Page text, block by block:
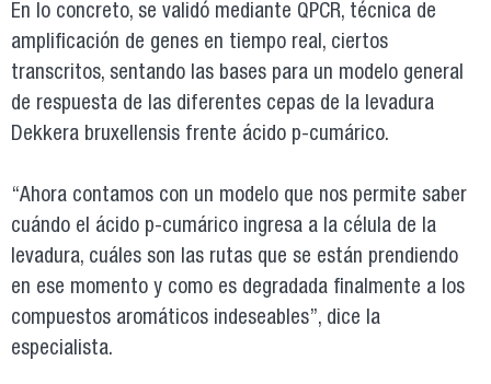
En lo concreto, se validó mediante QPCR, técnica de
amplificación de genes en tiempo real, ciertos
transcritos, sentando las bases para un modelo general
de respuesta de las diferentes cepas de la levadura
Dekkera bruxellensis frente ácido p-cumárico.
“Ahora contamos con un modelo que nos permite saber
cuándo el ácido p-cumárico ingresa a la célula de la
levadura, cuáles son las rutas que se están prendiendo
en ese momento y como es degradada finalmente a los
compuestos aromáticos indeseables”, dice la
especialista.